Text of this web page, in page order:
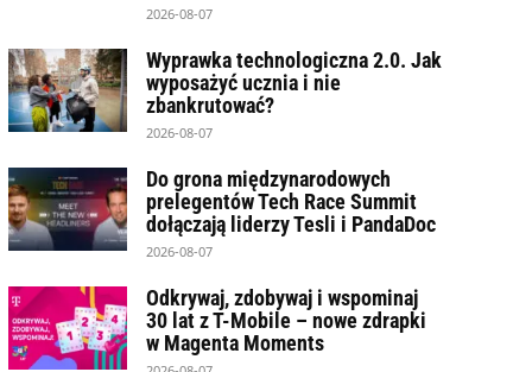
2026-08-07
Wyprawka technologiczna 2.0. Jak
wyposażyć ucznia i nie
zbankrutować?
2026-08-07
Do grona międzynarodowych
prelegentów Tech Race Summit
dołączają liderzy Tesli i PandaDoc
2026-08-07
Odkrywaj, zdobywaj i wspominaj
30 lat z T-Mobile – nowe zdrapki
w Magenta Moments